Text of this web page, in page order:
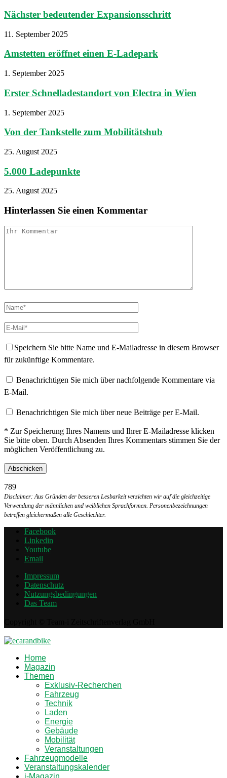
Nächster bedeutender Expansionsschritt
11. September 2025
Amstetten eröffnet einen E-Ladepark
1. September 2025
Erster Schnelladestandort von Electra in Wien
1. September 2025
Von der Tankstelle zum Mobilitätshub
25. August 2025
5.000 Ladepunkte
25. August 2025
Hinterlassen Sie einen Kommentar
Speichern Sie bitte Name und E-Mailadresse in diesem Browser
für zukünftige Kommentare.
Benachrichtigen Sie mich über nachfolgende Kommentare via
E-Mail.
Benachrichtigen Sie mich über neue Beiträge per E-Mail.
* Zur Speicherung Ihres Namens und Ihrer E-Mailadresse klicken
Sie bitte oben. Durch Absenden Ihres Kommentars stimmen Sie der
möglichen Veröffentlichung zu.
789
Disclaimer: Aus Gründen der besseren Lesbarkeit verzichten wir auf die gleichzeitige
Verwendung der männlichen und weiblichen Sprachformen. Personenbezeichnungen
betreffen gleichermaßen alle Geschlechter.
Facebook
Linkedin
Youtube
Email
Impressum
Datenschutz
Nutzungsbedingungen
Das Team
Home
Magazin
Themen
Exklusiv-Recherchen
Fahrzeug
Technik
Laden
Energie
Gebäude
Mobilität
Veranstaltungen
Fahrzeugmodelle
Veranstaltungskalender
i-Magazin